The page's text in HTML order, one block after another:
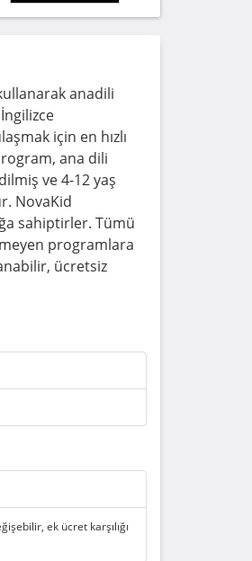
anadili
için en hızlı
ana dili
ve 4-12 yaş
NovaKid
sahiptirler. Tümü
programlara
ücretsiz
ek ücret karşılığı